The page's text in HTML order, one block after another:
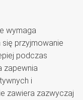
wymaga
przyjmowanie
podczas
zapewnia
i
zawiera zazwyczaj